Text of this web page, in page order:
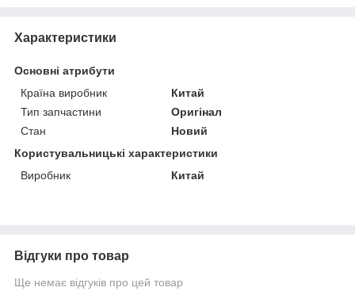
Характеристики
Основні атрибути
Країна виробник
Китай
Тип запчастини
Оригінал
Стан
Новий
Користувальницькі характеристики
Виробник
Китай
Відгуки про товар
Ще немає відгуків про цей товар